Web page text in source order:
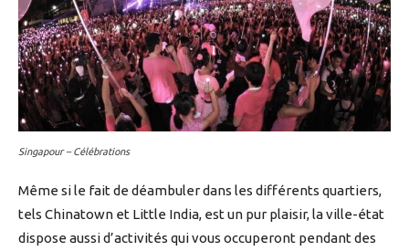
Singapour – Célébrations
Même si le fait de déambuler dans les différents quartiers,
tels Chinatown et Little India, est un pur plaisir, la ville-état
dispose aussi d’activités qui vous occuperont pendant des